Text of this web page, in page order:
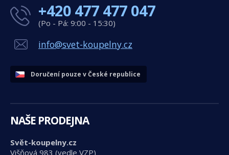
+420 477 477 047
(Po - Pá: 9:00 - 15:30)
info@svet-koupelny.cz
Doručení pouze v České republice
NAŠE PRODEJNA
Svět-koupelny.cz
Višňová 983 (vedle VZP)